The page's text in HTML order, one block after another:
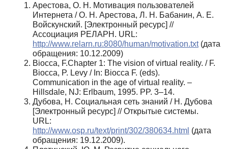
Арестова, О. Н. Мотивация пользователей
Интернета / О. Н. Арестова, Л. Н. Бабанин, А. Е.
Войскунский. [Электронный ресурс] //
Ассоциация РЕЛАРН. URL:
http://www.relarn.ru:8080/human/motivation.txt(дата
обращения: 10.12.2009)
Biocca, F.Chapter 1: The vision of virtual reality. / F.
Biocca, P. Levy / In: Biocca F. (eds).
Communication in the age of virtual reality. –
Hillsdale, NJ: Erlbaum, 1995. PP. 3–14.
Дубова, Н. Социальная сеть знаний / Н. Дубова
[Электронный ресурс] // Открытые си­стемы.
URL:
http://www.osp.ru/text/print/302/380634.html (дата
обращения: 19.12.2009).